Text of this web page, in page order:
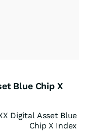
Blue Chip X
Digital Asset Blue
Chip X Index